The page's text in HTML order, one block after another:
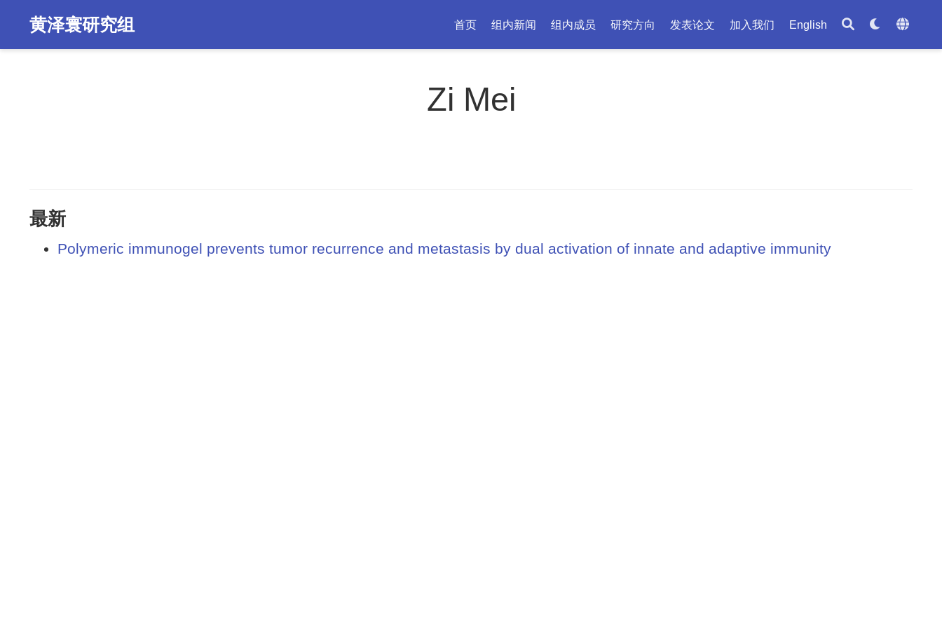
黄泽寰研究组 首页 组内新闻 组内成员 研究方向 发表论文 加入我们 English
Zi Mei
最新
Polymeric immunogel prevents tumor recurrence and metastasis by dual activation of innate and adaptive immunity